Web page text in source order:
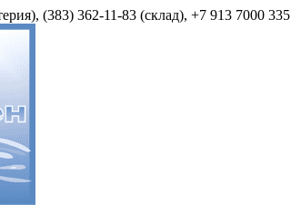
(383) 362-11-83 (cклад), +7 913 7000